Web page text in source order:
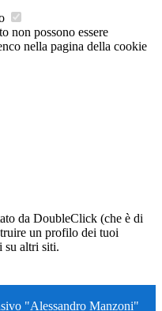
non possono essere
nella pagina della cookie
da DoubleClick (che è di
un profilo dei tuoi
su altri siti.
"Alessandro Manzoni"